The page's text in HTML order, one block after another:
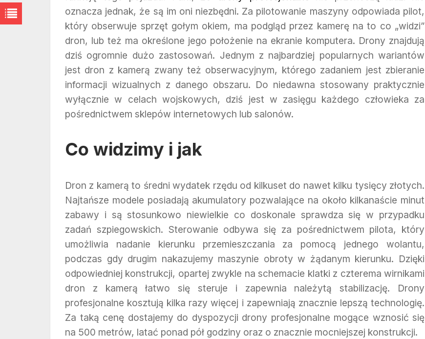
oznacza jednak, że są im oni niezbędni. Za pilotowanie maszyny odpowiada pilot,
który obserwuje sprzęt gołym okiem, ma podgląd przez kamerę na to co „widzi”
dron, lub też ma określone jego położenie na ekranie komputera. Drony znajdują
dziś ogromnie dużo zastosowań. Jednym z najbardziej popularnych wariantów
jest dron z kamerą zwany też obserwacyjnym, którego zadaniem jest zbieranie
informacji wizualnych z danego obszaru. Do niedawna stosowany praktycznie
wyłącznie w celach wojskowych, dziś jest w zasięgu każdego człowieka za
pośrednictwem sklepów internetowych lub salonów.
Co widzimy i jak
Dron z kamerą to średni wydatek rzędu od kilkuset do nawet kilku tysięcy złotych.
Najtańsze modele posiadają akumulatory pozwalające na około kilkanaście minut
zabawy i są stosunkowo niewielkie co doskonale sprawdza się w przypadku
zadań szpiegowskich. Sterowanie odbywa się za pośrednictwem pilota, który
umożliwia nadanie kierunku przemieszczania za pomocą jednego wolantu,
podczas gdy drugim nakazujemy maszynie obroty w żądanym kierunku. Dzięki
odpowiedniej konstrukcji, opartej zwykle na schemacie klatki z czterema wirnikami
dron z kamerą łatwo się steruje i zapewnia należytą stabilizację. Drony
profesjonalne kosztują kilka razy więcej i zapewniają znacznie lepszą technologię.
Za taką cenę dostajemy do dyspozycji drony profesjonalne mogące wznosić się
na 500 metrów, latać ponad pół godziny oraz o znacznie mocniejszej konstrukcji.